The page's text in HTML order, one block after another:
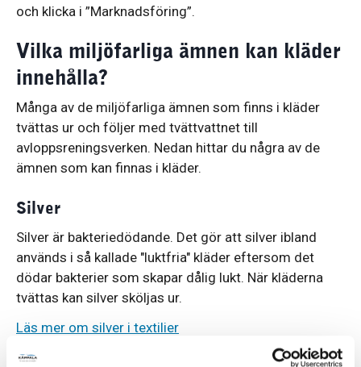
och klicka i ”Marknadsföring”.
Vilka miljöfarliga ämnen kan kläder
innehålla?
Många av de miljöfarliga ämnen som finns i kläder
tvättas ur och följer med tvättvattnet till
avloppsreningsverken. Nedan hittar du några av de
ämnen som kan finnas i kläder.
Silver
Silver är bakteriedödande. Det gör att silver ibland
används i så kallade "luktfria" kläder eftersom det
dödar bakterier som skapar dålig lukt. När kläderna
tvättas kan silver sköljas ur.
Läs mer om silver i textilier